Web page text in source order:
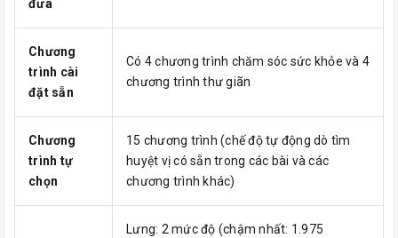
đưa
Chương
trình cài
đặt sẵn
Có 4 chương trình chăm sóc sức khỏe và 4
chương trình thư giãn
Chương
trình tự
chọn
15 chương trình (chế độ tự động dò tìm
huyệt vị có sẵn trong các bài và các
chương trình khác)
Lưng: 2 mức độ (chậm nhất: 1.975